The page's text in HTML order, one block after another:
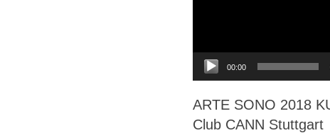
00:00
ARTE SONO 2018
Club CANN Stuttgart